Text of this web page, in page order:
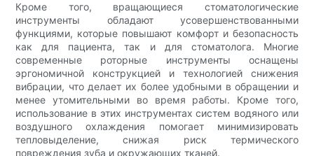
Кроме того, вращающиеся стоматологические
инструменты обладают усовершенствованными
функциями, которые повышают комфорт и безопасность
как для пациента, так и для стоматолога. Многие
современные роторные инструменты оснащены
эргономичной конструкцией и технологией снижения
вибрации, что делает их более удобными в обращении и
менее утомительными во время работы. Кроме того,
использование в этих инструментах систем водяного или
воздушного охлаждения помогает минимизировать
тепловыделение, снижая риск термического
повреждения зуба и окружающих тканей.